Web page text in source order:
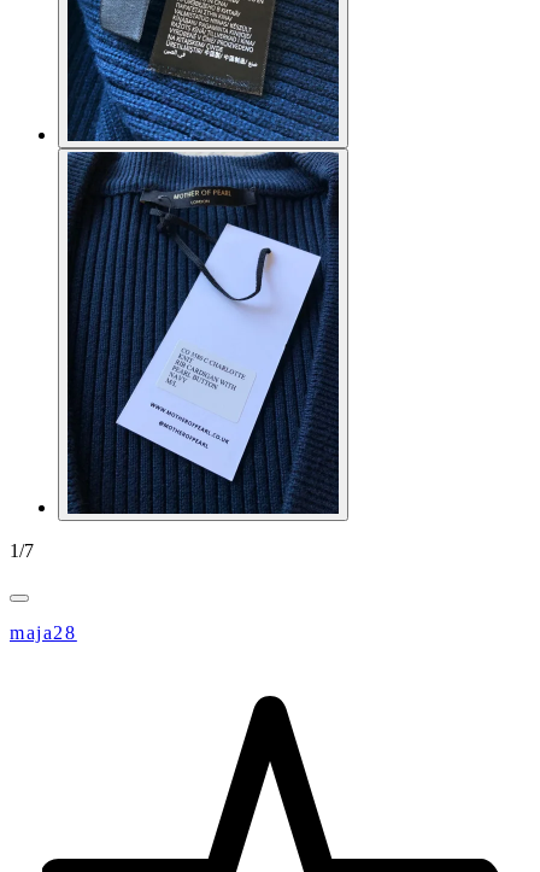
1/7
maja28